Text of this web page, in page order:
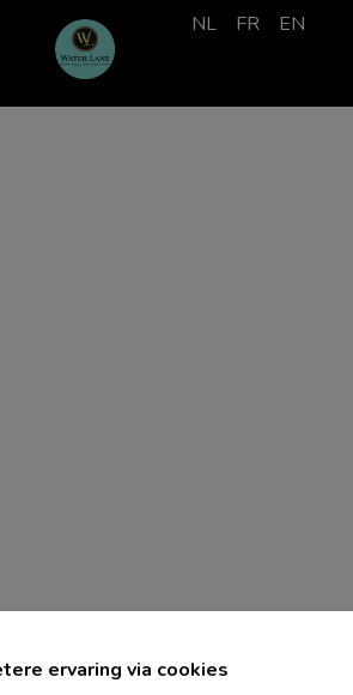
ervaring via cookies
NL FR EN